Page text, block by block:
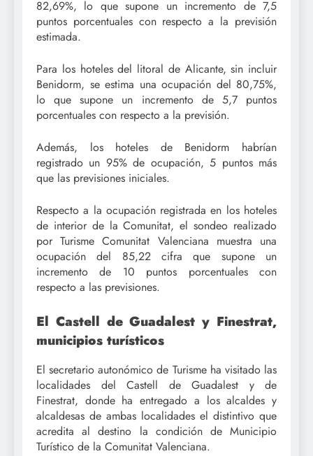
82,69%, lo que supone un incremento de 7,5
puntos porcentuales con respecto a la previsión
estimada.
Para los hoteles del litoral de Alicante, sin incluir
Benidorm, se estima una ocupación del 80,75%,
lo que supone un incremento de 5,7 puntos
porcentuales con respecto a la previsión.
Además, los hoteles de Benidorm habrían
registrado un 95% de ocupación, 5 puntos más
que las previsiones iniciales.
Respecto a la ocupación registrada en los hoteles
de interior de la Comunitat, el sondeo realizado
por Turisme Comunitat Valenciana muestra una
ocupación del 85,22 cifra que supone un
incremento de 10 puntos porcentuales con
respecto a las previsiones.
El Castell de Guadalest y Finestrat,
municipios turísticos
El secretario autonómico de Turisme ha visitado las
localidades del Castell de Guadalest y de
Finestrat, donde ha entregado a los alcaldes y
alcaldesas de ambas localidades el distintivo que
acredita al destino la condición de Municipio
Turístico de la Comunitat Valenciana.